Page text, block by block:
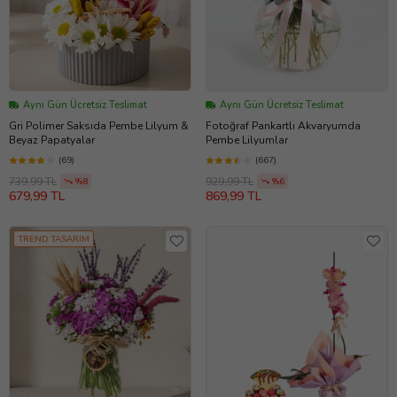
Aynı Gün Ücretsiz Teslimat
Gri Polimer Saksıda Pembe Lilyum &
Beyaz Papatyalar
(69)
739,99 TL %8
679,99 TL
Aynı Gün Ücretsiz Teslimat
Fotoğraf Pankartlı Akvaryumda
Pembe Lilyumlar
(667)
929,99 TL %6
869,99 TL
TREND TASARIM